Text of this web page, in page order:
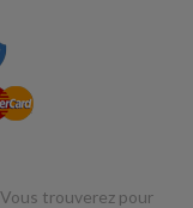
trouverez pour